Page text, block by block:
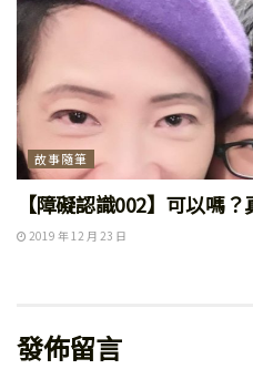
故事隨筆
【障礙認識002】可以嗎
2019 年 12 月 23 日
發佈留言